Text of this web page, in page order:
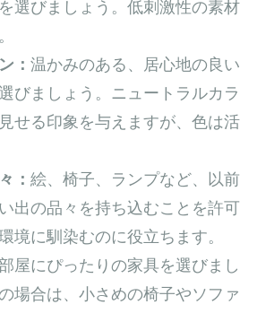
選びましょう。低刺激性の素材
： 温かみのある、居心地の良い
びましょう。ニュートラルカラ
せる印象を与えますが、色は活
： 絵、椅子、ランプなど、以前
出の品々を持ち込むことを許可
境に馴染むのに役立ちます。
屋にぴったりの家具を選びまし
場合は、小さめの椅子やソファ